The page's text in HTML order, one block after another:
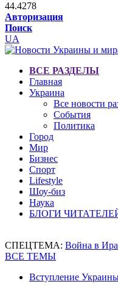
44.4278
Авторизация
Поиск
UA
ВСЕ РАЗДЕЛЫ
Главная
Украина
Все новости
События
Политика
Город
Мир
Бизнес
Спорт
Lifestyle
Шоу-биз
Наука
БЛОГИ
СПЕЦТЕМА: Война в
ВСЕ ТЕМЫ
Вступление